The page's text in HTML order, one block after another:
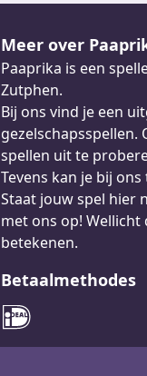
Meer over
Paaprika is een
Zutphen.
Bij ons vind je een
gezelschapsspellen.
spellen uit te
Tevens kan je bij
Staat jouw spel hier
met ons op!
betekenen.
Betaalmethodes